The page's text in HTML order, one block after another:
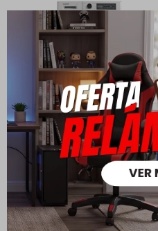
Secarropas SEV 80 C
BLANCO - James
USD 540,00 USD 759,00
USD 378,00
USD432,00